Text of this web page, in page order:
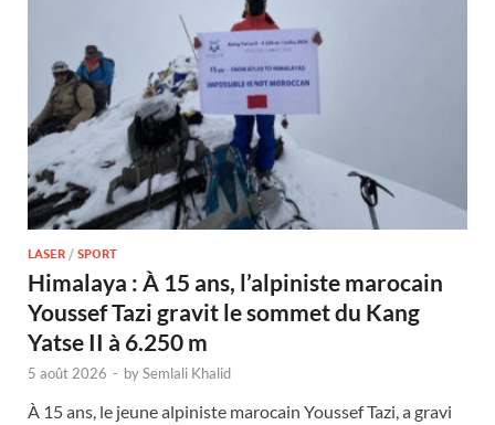
LASER / SPORT
Himalaya : À 15 ans, l’alpiniste marocain
Youssef Tazi gravit le sommet du Kang
Yatse II à 6.250 m
5 août 2026 - bySemlali Khalid
À 15 ans, le jeune alpiniste marocain Youssef Tazi, a gravi